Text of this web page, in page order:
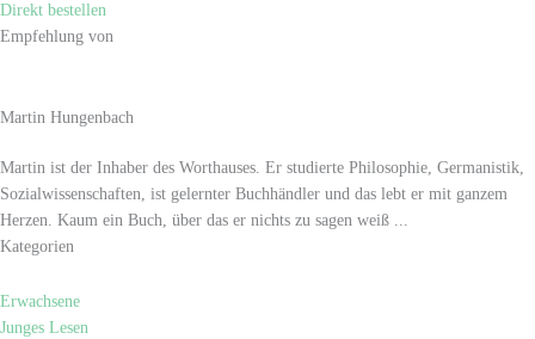
Direkt bestellen
Empfehlung von
Martin Hungenbach
Martin ist der Inhaber des Worthauses. Er studierte Philosophie, Germanistik,
Sozialwissenschaften, ist gelernter Buchhändler und das lebt er mit ganzem
Herzen. Kaum ein Buch, über das er nichts zu sagen weiß ...
Kategorien
Erwachsene
Junges Lesen